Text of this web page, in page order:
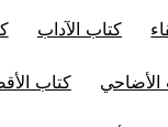
كتاب الآداب
الأضاحي كتاب